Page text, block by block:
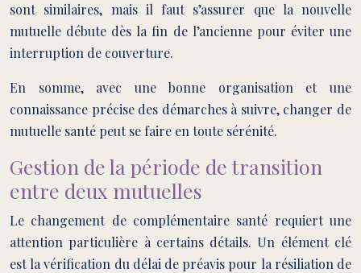
sont similaires, mais il faut s’assurer que la nouvelle
mutuelle débute dès la fin de l’ancienne pour éviter une
interruption de couverture.
En somme, avec une bonne organisation et une
connaissance précise des démarches à suivre, changer de
mutuelle santé peut se faire en toute sérénité.
Gestion de la période de transition
entre deux mutuelles
Le changement de complémentaire santé requiert une
attention particulière à certains détails. Un élément clé
est la vérification du délai de préavis pour la résiliation de